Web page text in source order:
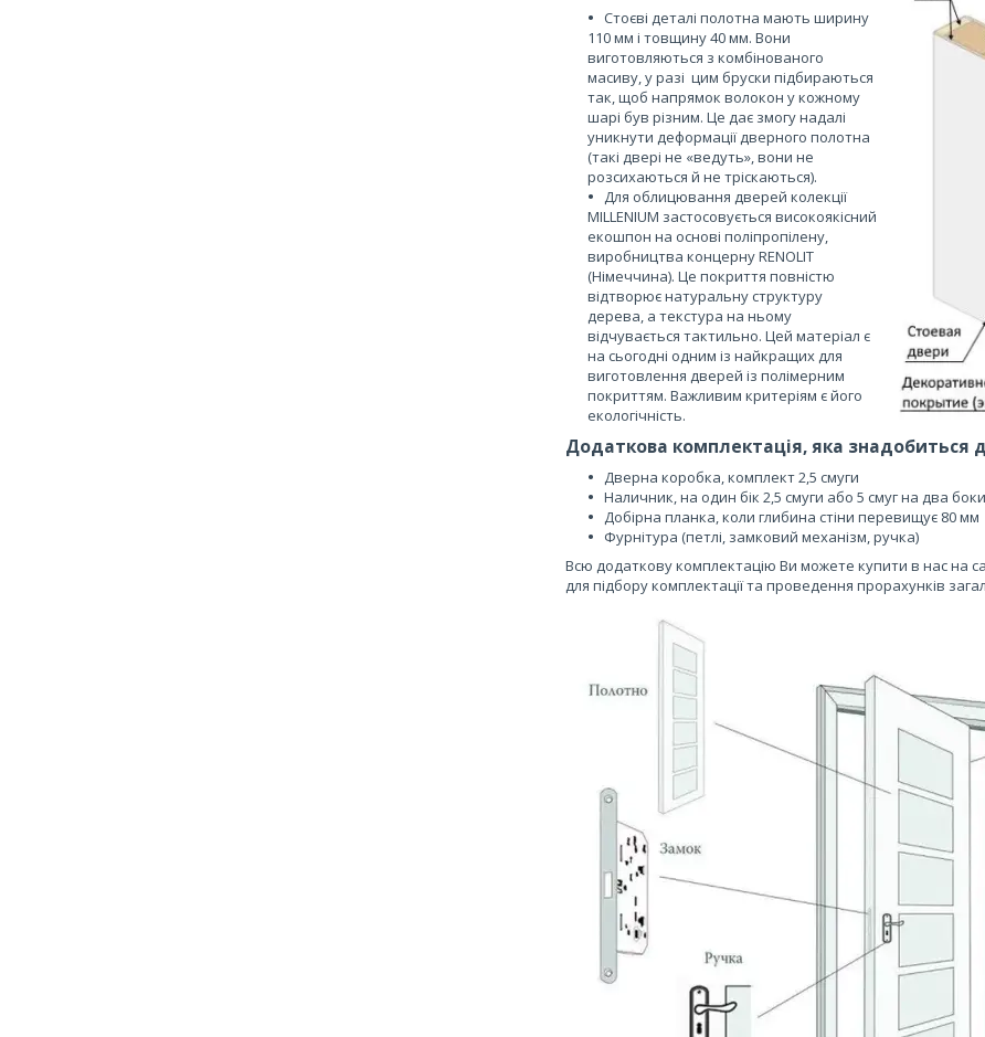
Стоєві деталі полотна мають ширину
110 мм і товщину 40 мм. Вони
виготовляються з комбінованого
масиву, у разі цим бруски підбираються
так, щоб напрямок волокон у кожному
шарі був різним. Це дає змогу надалі
уникнути деформації дверного полотна
(такі двері не «ведуть», вони не
розсихаються й не тріскаються).
Для облицювання дверей колекції
MILLENIUM застосовується високоякісний
екошпон на основі поліпропілену,
виробництва концерну RENOLIT
(Німеччина). Це покриття повністю
відтворює натуральну структуру
дерева, а текстура на ньому
відчувається тактильно. Цей матеріал є
на сьогодні одним із найкращих для
виготовлення дверей із полімерним
покриттям. Важливим критеріям є його
екологічність.
Додаткова комплектація, яка знадобиться
Дверна коробка, комплект 2,5 смуги
Наличник, на один бік 2,5 смуги або 5 смуг на два боки
Добірна планка, коли глибина стіни перевищує 80 мм
Фурнітура (петлі, замковий механізм, ручка)
Всю додаткову комплектацію Ви можете купити в нас на
для підбору комплектації та проведення прорахунків